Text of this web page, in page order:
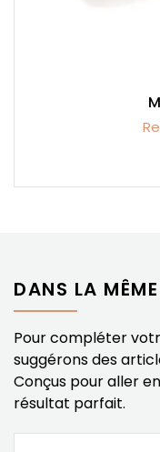
DANS LA
Pour compléter
suggérons des
Conçus pour aller
résultat parfait.